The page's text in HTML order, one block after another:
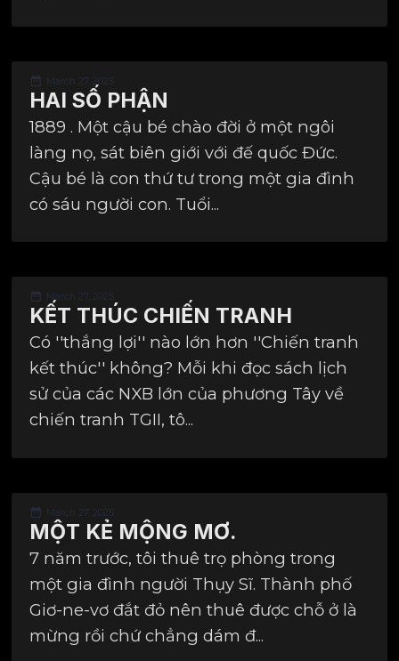
March 27, 2025
HAI SỐ PHẬN
1889 . Một cậu bé chào đời ở một ngôi
làng nọ, sát biên giới với đế quốc Đức.
Cậu bé là con thứ tư trong một gia đình
có sáu người con. Tuổi...
March 27, 2025
KẾT THÚC CHIẾN TRANH
Có ''thắng lợi'' nào lớn hơn ''Chiến tranh
kết thúc'' không? Mỗi khi đọc sách lịch
sử của các NXB lớn của phương Tây về
chiến tranh TGII, tô...
March 27, 2025
MỘT KẺ MỘNG MƠ.
7 năm trước, tôi thuê trọ phòng trong
một gia đình người Thụy Sĩ. Thành phố
Giơ-ne-vơ đắt đỏ nên thuê được chỗ ở là
mừng rồi chứ chẳng dám đ...